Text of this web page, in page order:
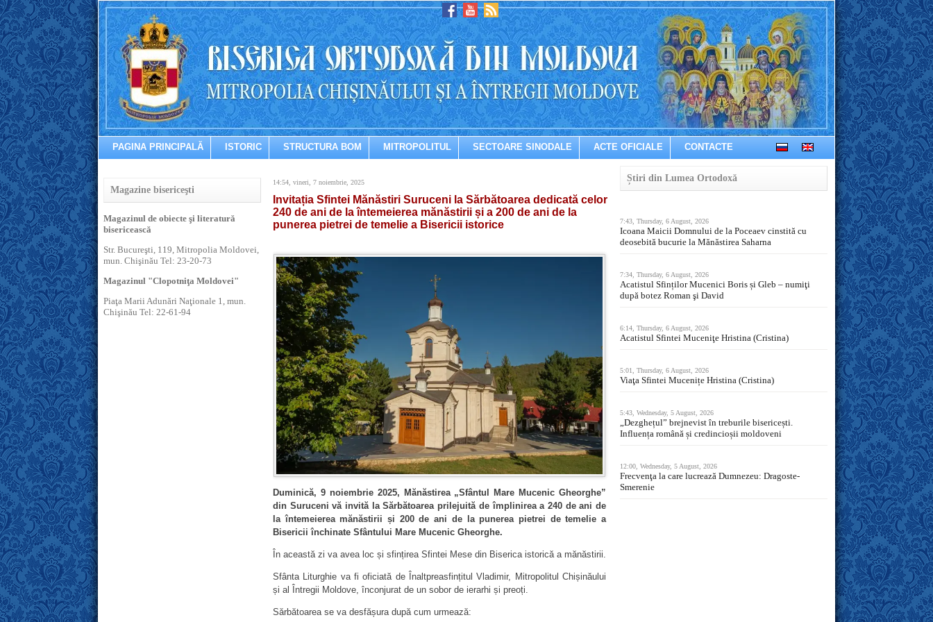
PAGINA PRINCIPALĂ ISTORIC STRUCTURA BOM MITROPOLITUL SECTOARE SINODALE ACTE OFICIALE CONTACTE
Magazine bisericeşti
Magazinul de obiecte şi literatură
bisericească
Str. Bucureşti, 119, Mitropolia Moldovei,
mun. Chişinău Tel: 23-20-73
Magazinul "Clopotniţa Moldovei"
Piaţa Marii Adunări Naţionale 1, mun.
Chişinău Tel: 22-61-94
14:54, vineri, 7 noiembrie, 2025
Invitația Sfintei Mănăstiri Suruceni la Sărbătoarea dedicată celor
240 de ani de la întemeierea mănăstirii și a 200 de ani de la
punerea pietrei de temelie a Bisericii istorice
Duminică, 9 noiembrie 2025, Mănăstirea „Sfântul Mare Mucenic Gheorghe”
din Suruceni vă invită la Sărbătoarea prilejuită de împlinirea a 240 de ani de
la întemeierea mănăstirii și 200 de ani de la punerea pietrei de temelie a
Bisericii închinate Sfântului Mare Mucenic Gheorghe.
În această zi va avea loc și sfințirea Sfintei Mese din Biserica istorică a mănăstirii.
Sfânta Liturghie va fi oficiată de Înaltpreasfințitul Vladimir, Mitropolitul Chișinăului
și al Întregii Moldove, înconjurat de un sobor de ierarhi și preoți.
Sărbătoarea se va desfășura după cum urmează:
Știri din Lumea Ortodoxă
7:43, Thursday, 6 August, 2026
Icoana Maicii Domnului de la Poceaev cinstită cu
deosebită bucurie la Mănăstirea Saharna
7:34, Thursday, 6 August, 2026
Acatistul Sfinților Mucenici Boris și Gleb – numiţi
după botez Roman şi David
6:14, Thursday, 6 August, 2026
Acatistul Sfintei Muceniţe Hristina (Cristina)
5:01, Thursday, 6 August, 2026
Viaţa Sfintei Mucenițe Hristina (Cristina)
5:43, Wednesday, 5 August, 2026
„Dezghețul” brejnevist în treburile bisericești.
Influența română și credincioșii moldoveni
12:00, Wednesday, 5 August, 2026
Frecvenţa la care lucrează Dumnezeu: Dragoste-
Smerenie